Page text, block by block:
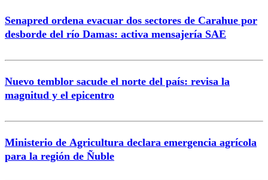
Correo
Senapred ordena evacuar dos sectores de Carahue por
desborde del río Damas: activa mensajería SAE
Nuevo temblor sacude el norte del país: revisa la
magnitud y el epicentro
Ministerio de Agricultura declara emergencia agrícola
para la región de Ñuble